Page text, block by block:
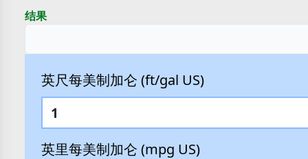
结果
英尺每美制加仑 (ft/gal US)
英里每美制加仑 (mpg US)